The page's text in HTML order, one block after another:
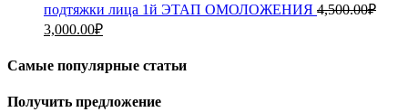
подтяжки лица 1й ЭТАП ОМОЛОЖЕНИЯ 4,500.00₽
Первоначальная
4,500.00₽.
3,000.00₽Текущая
3,000.00₽.
Самые популярные статьи
Получить предложение